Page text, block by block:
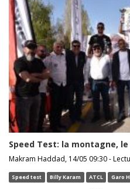
Speed Test: la montagne,
Makram Haddad, 14/05 09:30 -
Speed test Billy Karam ATCL Garo